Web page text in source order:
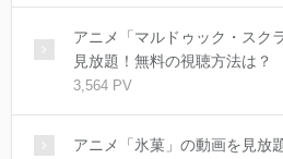
アニメ「マルドゥック・スク
見放題！無料の視聴方法は？
3,564 PV
アニメ「氷菓」の動画を見放